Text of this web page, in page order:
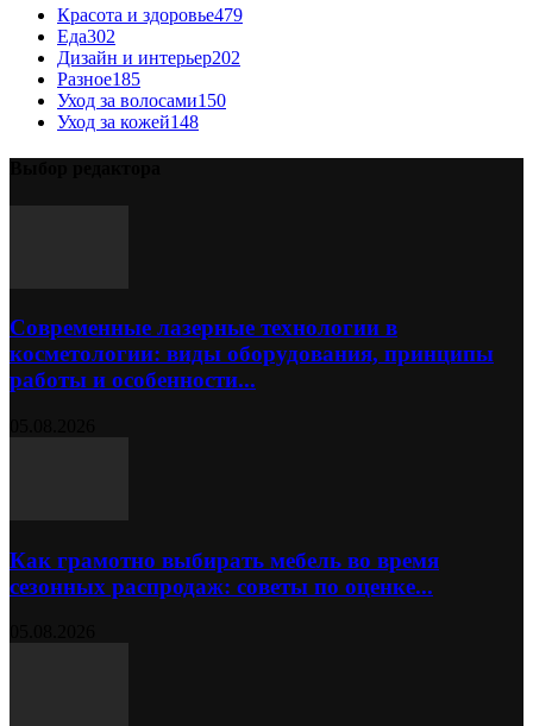
Красота и здоровье479
Еда302
Дизайн и интерьер202
Разное185
Уход за волосами150
Уход за кожей148
Современные лазерные технологии в
косметологии: виды оборудования, принципы
работы и особенности...
Как грамотно выбирать мебель во время
сезонных распродаж: советы по оценке...